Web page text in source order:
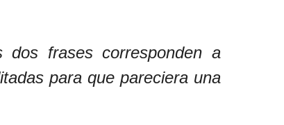
frases corresponden a
para que pareciera una